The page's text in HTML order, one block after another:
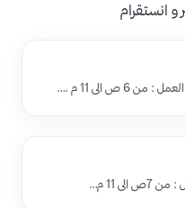
و انستقرام